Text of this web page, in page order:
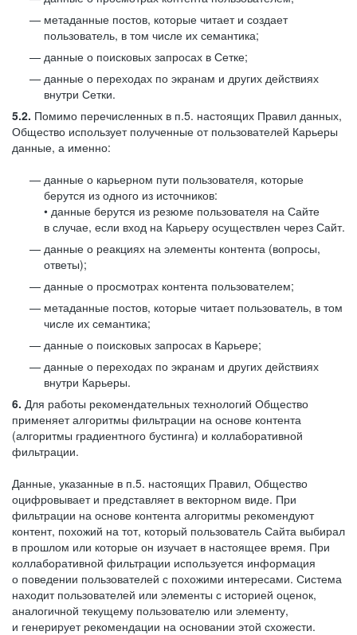
метаданные постов, которые читает и создает
пользователь, в том числе их семантика;
данные о поисковых запросах в Сетке;
данные о переходах по экранам и других действиях
внутри Сетки.
5.2. Помимо перечисленных в п.5. настоящих Правил данных,
Общество использует полученные от пользователей Карьеры
данные, а именно:
данные о карьерном пути пользователя, которые
берутся из одного из источников:
• данные берутся из резюме пользователя на Сайте
в случае, если вход на Карьеру осуществлен через Сайт.
данные о реакциях на элементы контента (вопросы,
ответы);
данные о просмотрах контента пользователем;
метаданные постов, которые читает пользователь, в том
числе их семантика;
данные о поисковых запросах в Карьере;
данные о переходах по экранам и других действиях
внутри Карьеры.
6. Для работы рекомендательных технологий Общество
применяет алгоритмы фильтрации на основе контента
(алгоритмы градиентного бустинга) и коллаборативной
фильтрации.
Данные, указанные в п.5. настоящих Правил, Общество
оцифровывает и представляет в векторном виде. При
фильтрации на основе контента алгоритмы рекомендуют
контент, похожий на тот, который пользователь Сайта выбирал
в прошлом или которые он изучает в настоящее время. При
коллаборативной фильтрации используется информация
о поведении пользователей с похожими интересами. Система
находит пользователей или элементы с историей оценок,
аналогичной текущему пользователю или элементу,
и генерирует рекомендации на основании этой схожести.